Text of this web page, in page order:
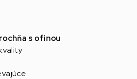
s ofinou